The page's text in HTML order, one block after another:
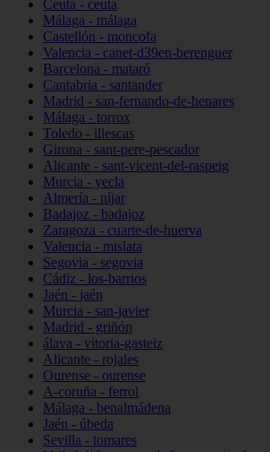
Ceuta - ceuta
Málaga - málaga
Castellón - moncofa
Valencia - canet-d39en-berenguer
Barcelona - mataró
Cantabria - santander
Madrid - san-fernando-de-henares
Málaga - torrox
Toledo - illescas
Girona - sant-pere-pescador
Alicante - sant-vicent-del-raspeig
Murcia - yecla
Almería - níjar
Badajoz - badajoz
Zaragoza - cuarte-de-huerva
Valencia - mislata
Segovia - segovia
Cádiz - los-barrios
Jaén - jaén
Murcia - san-javier
Madrid - griñón
álava - vitoria-gasteiz
Alicante - rojales
Ourense - ourense
A-coruña - ferrol
Málaga - benalmádena
Jaén - úbeda
Sevilla - tomares